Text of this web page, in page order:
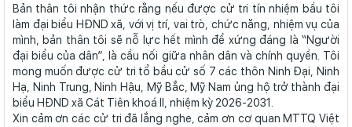
Bản thân tôi nhận thức rằng nếu được cử tri tín nhiệm bầu tôi
làm đại biểu HĐND xã, với vị trí, vai trò, chức năng, nhiệm vụ của
mình, bản thân tôi sẽ nỗ lực hết mình để xứng đáng là “Người
đại biểu của dân”, là cầu nối giữa nhân dân và chính quyền. Tôi
mong muốn được cử tri tổ bầu cử số 7 các thôn Ninh Đại, Ninh
Hạ, Ninh Trung, Ninh Hậu, Mỹ Bắc, Mỹ Nam ủng hộ trở thành đại
biểu HĐND xã Cát Tiên khoá II, nhiệm kỳ 2026-2031.
Xin cảm ơn các cử tri đã lắng nghe, cảm ơn cơ quan MTTQ Việt